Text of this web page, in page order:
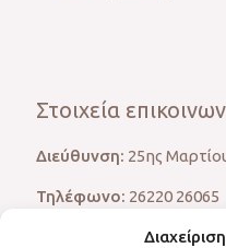
Στοιχεία
Διεύθυνση: 25ης
Τηλέφωνο: 26220 26065
Δευτέρα –